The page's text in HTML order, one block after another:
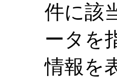
件に該
ータを
情報を